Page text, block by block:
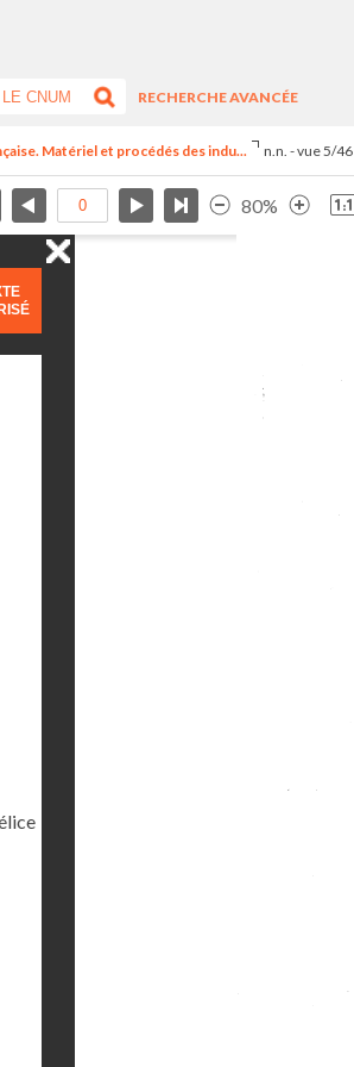
RECHERCHE AVANCÉE
Matériel et procédés des indu... n.n. - vue 5/46
80%